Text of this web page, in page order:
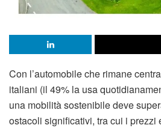
Con l’automobile che rimane
italiani (il 49% la usa
una mobilità sostenibile deve
ostacoli significativi, tra cui i prezzi